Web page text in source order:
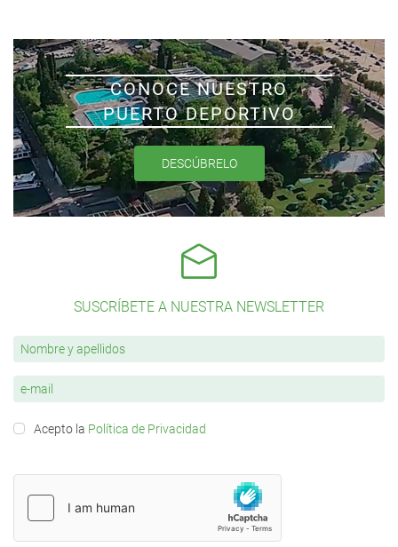
CONOCE NUESTRO
PUERTO DEPORTIVO
DESCÚBRELO
SUSCRÍBETE A NUESTRA NEWSLETTER
Acepto la Política de Privacidad